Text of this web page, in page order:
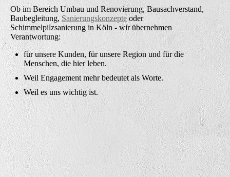
Ob im Bereich Umbau und Renovierung, Bausachverstand,
Baubegleitung,Sanierungskonzepteoder
Schimmelpilzsanierung in Köln - wir übernehmen
Verantwortung:
für unsere Kunden, für unsere Region und für die
Menschen, die hier leben.
Weil Engagement mehr bedeutet als Worte.
Weil es uns wichtig ist.